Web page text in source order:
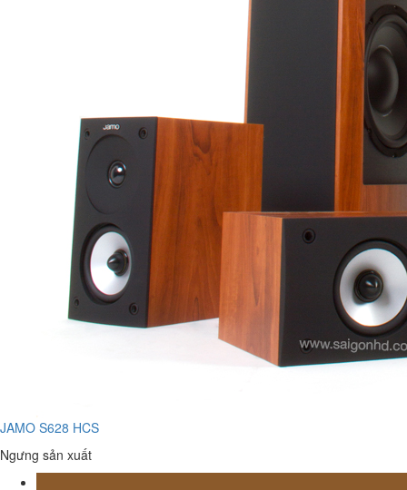
JAMO S628 HCS
Ngưng sản xuất